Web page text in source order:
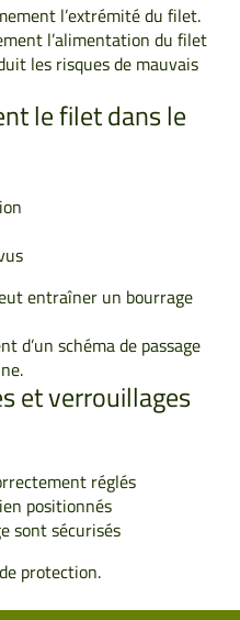
l’extrémité du filet.
l’alimentation du filet
les risques de mauvais
le filet dans le
entraîner un bourrage
d’un schéma de passage
et verrouillages
réglés
positionnés
sont sécurisés
protection.